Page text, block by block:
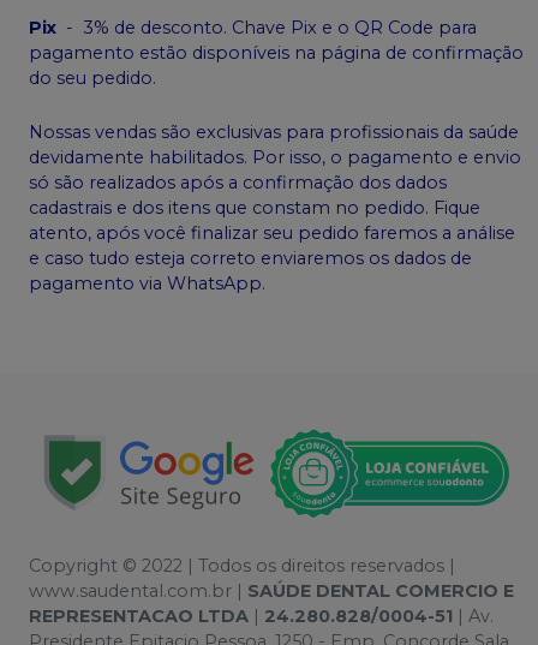
Pix - 3% de desconto. Chave Pix e o QR Code para
pagamento estão disponíveis na página de confirmação
do seu pedido.
Nossas vendas são exclusivas para profissionais da saúde
devidamente habilitados. Por isso, o pagamento e envio
só são realizados após a confirmação dos dados
cadastrais e dos itens que constam no pedido. Fique
atento, após você finalizar seu pedido faremos a análise
e caso tudo esteja correto enviaremos os dados de
pagamento via WhatsApp.
Copyright © 2022 | Todos os direitos reservados |
www.saudental.com.br | SAÚDE DENTAL COMERCIO E
REPRESENTACAO LTDA | 24.280.828/0004-51 | Av.